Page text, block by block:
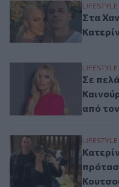
Στα
LIFESTYLE
Στα
Σε
LIFESTYLE
Σε
από
LIFESTYLE